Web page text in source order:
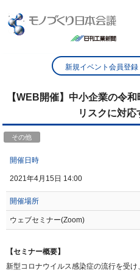
新規イベント会員登録
【WEB開催】中小企業の令
リスクに対応
その他
開催日時
2021年4月15日 14:00
開催場所
ウェブセミナー(Zoom)
【セミナー概要】
新型コロナウイルス感染症の流行を受